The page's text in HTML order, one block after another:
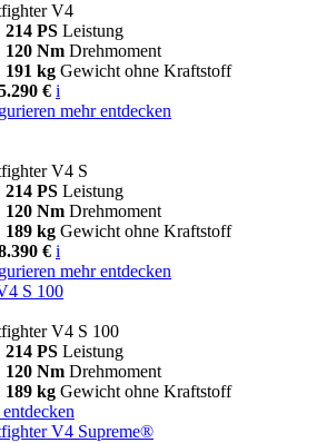
V4
214 PS Leistung
120 Nm Drehmoment
191 kg Gewicht ohne Kraftstoff
€ i
mehr entdecken
V4 S
214 PS Leistung
120 Nm Drehmoment
189 kg Gewicht ohne Kraftstoff
€ i
mehr entdecken
S 100
V4 S 100
214 PS Leistung
120 Nm Drehmoment
189 kg Gewicht ohne Kraftstoff
V4 Supreme®